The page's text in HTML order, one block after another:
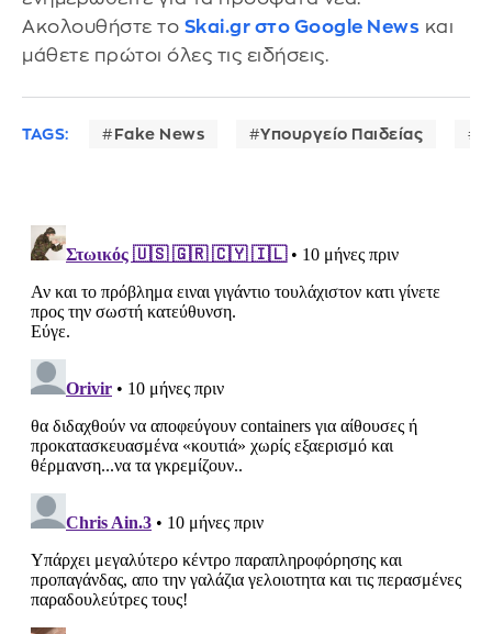
Ακολουθήστε το Skai.gr στο Google News και
μάθετε πρώτοι όλες τις ειδήσεις.
TAGS: Fake News Υπουργείο Παιδείας